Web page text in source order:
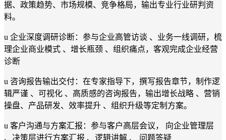
据、政策趋势、市场规模、竞争格局，输出专业行业研判资
料。
u 企业深度调研诊断：参与企业高管访谈 、业务一线调研，梳
理企业商业模式 、增长瓶颈 、组织痛点，客观完成企业经营
诊断
u 咨询报告输出交付：在专家指导下，撰写报告章节，制作逻
辑严谨 、可视化 、高质感的咨询报告，输出增长战略 、营销
操盘、产品研发、效率提升 、组织升级等定制方案。
u 客户沟通与方案汇报：参与客户高层会议， 向企业管理层
、决策层进行方案汇报 、逻辑讲解 、 问题答疑